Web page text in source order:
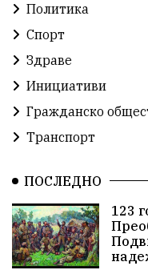
Политика
Спорт
Здраве
Инициативи
Гражданско
Транспорт
ПОСЛЕДНО
123